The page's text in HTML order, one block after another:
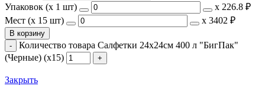
Упаковок (x 1 шт)
х 226.8 ₽
Мест (x 15 шт)
х 3402 ₽
В корзину
Количество товара Салфетки 24х24см 400 л "БигПак"
(Черные) (х15)
Закрыть